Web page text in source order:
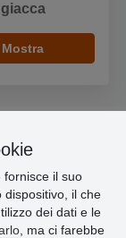
giacca
Mostra
fornisce il suo
dispositivo, il che
dei dati e le
, ma ci farebbe